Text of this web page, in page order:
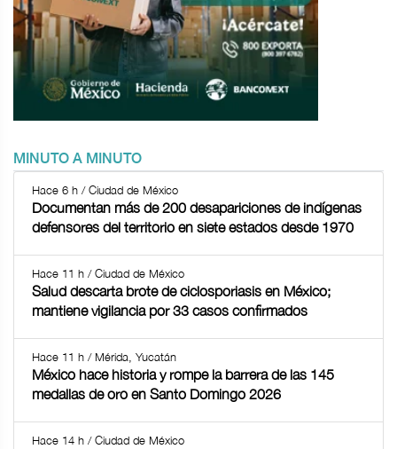
MINUTO A MINUTO
Hace 6 h / Ciudad de México
Documentan más de 200 desapariciones de indígenas
defensores del territorio en siete estados desde 1970
Hace 11 h / Ciudad de México
Salud descarta brote de ciclosporiasis en México;
mantiene vigilancia por 33 casos confirmados
Hace 11 h / Mérida, Yucatán
México hace historia y rompe la barrera de las 145
medallas de oro en Santo Domingo 2026
Hace 14 h / Ciudad de México